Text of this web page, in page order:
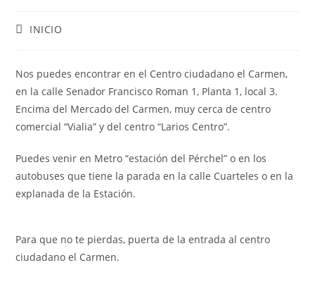
Categoría
entrada:
INICIO
Nos puedes encontrar en el Centro ciudadano el Carmen,
en la calle Senador Francisco Roman 1, Planta 1, local 3.
Encima del Mercado del Carmen, muy cerca de centro
comercial “Vialia” y del centro “Larios Centro”.
Puedes venir en Metro “estación del Pérchel” o en los
autobuses que tiene la parada en la calle Cuarteles o en la
explanada de la Estación.
Para que no te pierdas, puerta de la entrada al centro
ciudadano el Carmen.